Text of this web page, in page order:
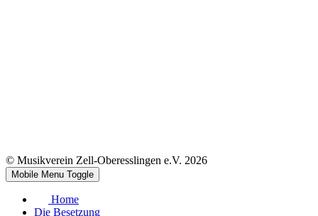
© Musikverein Zell-Oberesslingen e.V. 2026
Mobile Menu Toggle
Home
Die Besetzung